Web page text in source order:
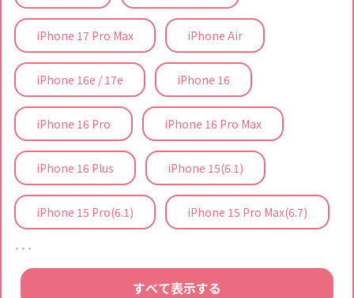
iPhone 17 Pro Max iPhone Air
iPhone 16e / 17e iPhone 16
iPhone 16 Pro iPhone 16 Pro Max
iPhone 16 Plus iPhone 15(6.1)
iPhone 15 Pro(6.1) iPhone 15 Pro Max(6.7)
…
すべて表示する